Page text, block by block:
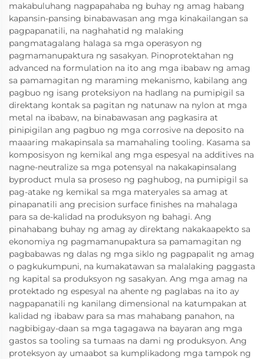
makabuluhang nagpapahaba ng buhay ng amag habang
kapansin-pansing binabawasan ang mga kinakailangan sa
pagpapanatili, na naghahatid ng malaking
pangmatagalang halaga sa mga operasyon ng
pagmamanupaktura ng sasakyan. Pinoprotektahan ng
advanced na formulation na ito ang mga ibabaw ng amag
sa pamamagitan ng maraming mekanismo, kabilang ang
pagbuo ng isang proteksiyon na hadlang na pumipigil sa
direktang kontak sa pagitan ng natunaw na nylon at mga
metal na ibabaw, na binabawasan ang pagkasira at
pinipigilan ang pagbuo ng mga corrosive na deposito na
maaaring makapinsala sa mamahaling tooling. Kasama sa
komposisyon ng kemikal ang mga espesyal na additives na
nagne-neutralize sa mga potensyal na nakakapinsalang
byproduct mula sa proseso ng paghubog, na pumipigil sa
pag-atake ng kemikal sa mga materyales sa amag at
pinapanatili ang precision surface finishes na mahalaga
para sa de-kalidad na produksyon ng bahagi. Ang
pinahabang buhay ng amag ay direktang nakakaapekto sa
ekonomiya ng pagmamanupaktura sa pamamagitan ng
pagbabawas ng dalas ng mga siklo ng pagpapalit ng amag
o pagkukumpuni, na kumakatawan sa malalaking paggasta
ng kapital sa produksyon ng sasakyan. Ang mga amag na
protektado ng espesyal na ahente ng paglabas na ito ay
nagpapanatili ng kanilang dimensional na katumpakan at
kalidad ng ibabaw para sa mas mahabang panahon, na
nagbibigay-daan sa mga tagagawa na bayaran ang mga
gastos sa tooling sa tumaas na dami ng produksyon. Ang
proteksyon ay umaabot sa kumplikadong mga tampok ng